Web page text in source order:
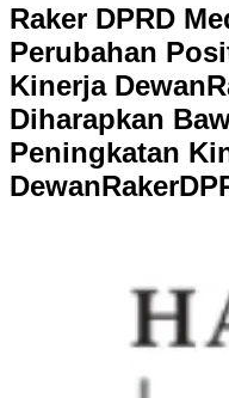
Raker DPRD
Perubahan
Kinerja Dewan
Diharapkan
Peningkatan
DewanRakerDP